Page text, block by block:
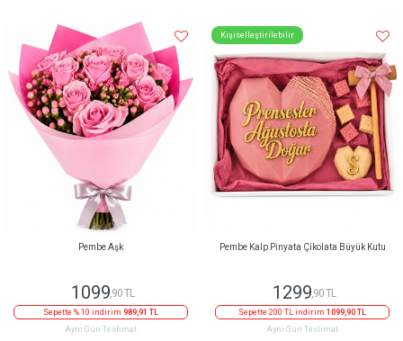
Pembe Aşk
1099,90 TL
Sepette % 10 indirim 989,91 TL
Aynı Gün Teslimat
Kişiselleştirilebilir
Pembe Kalp Pinyata Çikolata Büyük Kutu
1299,90 TL
Sepette 200 TL indirim 1099,90 TL
Aynı Gün Teslimat